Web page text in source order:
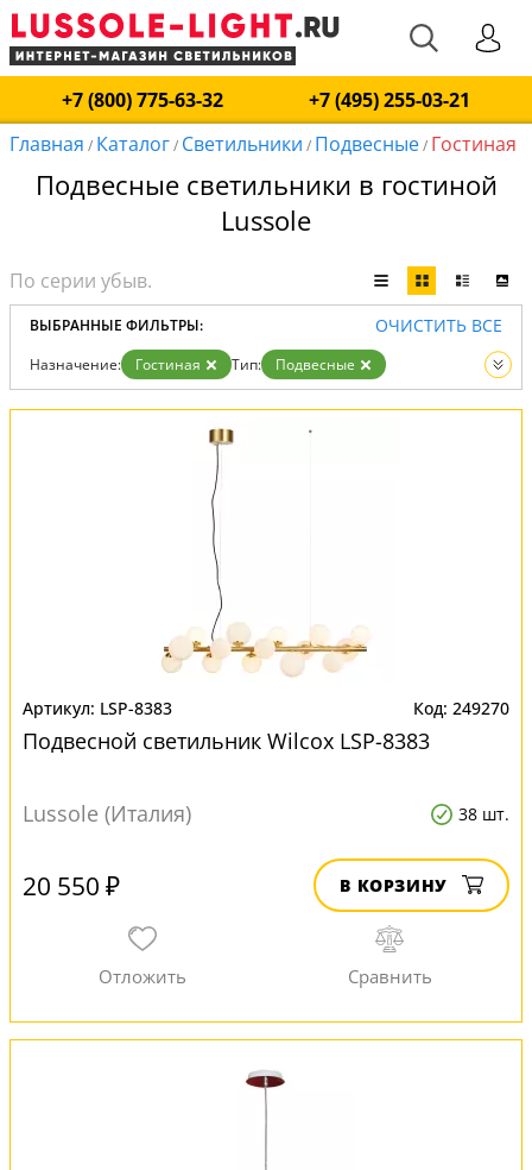
+7 (800) 775-63-32
+7 (495) 255-03-21
Главная / Каталог/ Светильники / Подвесные/ Гостиная
Подвесные светильники в гостиной
Lussole
ВЫБРАННЫЕ ФИЛЬТРЫ: ОЧИСТИТЬ ВСЕ
Назначение: Гостиная Тип:
Подвесные
Вид:
Светильники
LSP-8383 249270
Подвесной светильник Wilcox LSP-8383
Lussole (Италия) 38 шт.
20 550 ₽ В КОРЗИНУ